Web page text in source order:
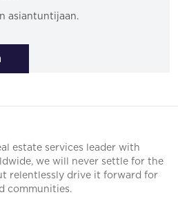
asiantuntijaan.
estate services leader with
we will never settle for the
relentlessly drive it forward for
communities.